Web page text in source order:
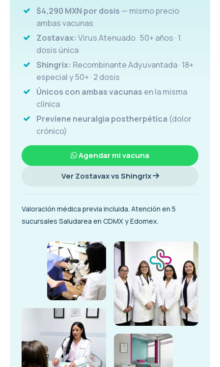
$4,290 MXN por dosis — mismo precio
ambas vacunas
Zostavax: Virus Atenuado · 50+ años · 1
dosis única
Shingrix: Recombinante Adyuvantada · 18+
especial y 50+ · 2 dosis
Únicos con ambas vacunas en la misma
clínica
Previene neuralgia postherpética (dolor
crónico)
Agendar mi vacuna
Ver Zostavax vs Shingrix
Valoración médica previa incluida. Atención en 5
sucursales Saludarea en CDMX y Edomex.